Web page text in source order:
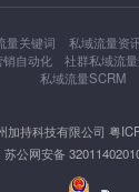
量关键词 私域流量资
销自动化 社群私域流
私域流量SCRM
加持科技有限公司 粤
苏公网安备